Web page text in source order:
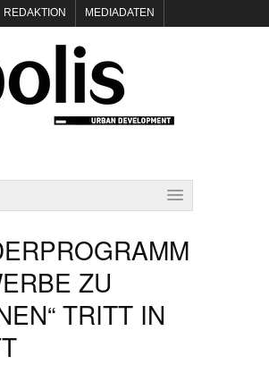
REDAKTION MEDIADATEN
POLIS KEYNOTES
DATENSCHUTZ IMPRESSUM
ZU
TRITT IN